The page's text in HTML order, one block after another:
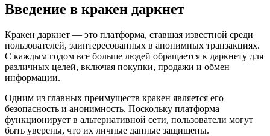
Введение в кракен даркнет
Кракен даркнет — это платформа, ставшая известной среди
пользователей, заинтересованных в анонимных транзакциях.
С каждым годом все больше людей обращается к даркнету для
различных целей, включая покупки, продажи и обмен
информации.
Одним из главных преимуществ кракен является его
безопасность и анонимность. Поскольку платформа
функционирует в альтернативной сети, пользователи могут
быть уверены, что их личные данные защищены.